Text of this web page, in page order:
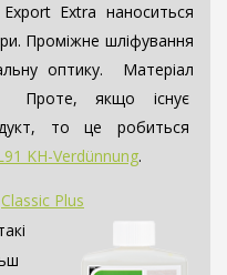
Extra наноситься
Проміжне шліфування
оптику. Матеріал
Проте, якщо існує
то це робиться
KH-Verdünnung.
Classic Plus